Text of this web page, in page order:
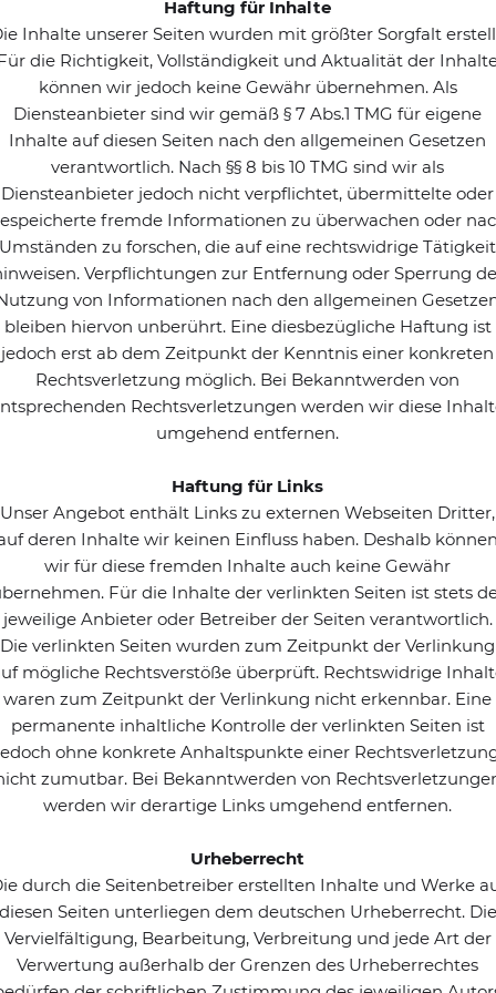
Haftung für Inhalte
Inhalte unserer Seiten wurden mit größter Sorgfalt
die Richtigkeit, Vollständigkeit und Aktualität der
können wir jedoch keine Gewähr übernehmen. Als
Diensteanbieter sind wir gemäß § 7 Abs.1 TMG für eigene
Inhalte auf diesen Seiten nach den allgemeinen Gesetzen
verantwortlich. Nach §§ 8 bis 10 TMG sind wir als
Diensteanbieter jedoch nicht verpflichtet, übermittelte oder
fremde Informationen zu überwachen oder
Umständen zu forschen, die auf eine rechtswidrige Tätigkeit
Verpflichtungen zur Entfernung oder Sperrung
von Informationen nach den allgemeinen
bleiben hiervon unberührt. Eine diesbezügliche Haftung ist
jedoch erst ab dem Zeitpunkt der Kenntnis einer konkreten
Rechtsverletzung möglich. Bei Bekanntwerden von
Rechtsverletzungen werden wir diese
umgehend entfernen.
Haftung für Links
Unser Angebot enthält Links zu externen Webseiten Dritter,
deren Inhalte wir keinen Einfluss haben. Deshalb
wir für diese fremden Inhalte auch keine Gewähr
Für die Inhalte der verlinkten Seiten ist stets
jeweilige Anbieter oder Betreiber der Seiten verantwortlich.
Die verlinkten Seiten wurden zum Zeitpunkt der Verlinkung
mögliche Rechtsverstöße überprüft. Rechtswidrige
waren zum Zeitpunkt der Verlinkung nicht erkennbar. Eine
permanente inhaltliche Kontrolle der verlinkten Seiten ist
ohne konkrete Anhaltspunkte einer
zumutbar. Bei Bekanntwerden von
werden wir derartige Links umgehend entfernen.
Urheberrecht
durch die Seitenbetreiber erstellten Inhalte und Werke
diesen Seiten unterliegen dem deutschen Urheberrecht. Die
Vervielfältigung, Bearbeitung, Verbreitung und jede Art der
Verwertung außerhalb der Grenzen des Urheberrechtes